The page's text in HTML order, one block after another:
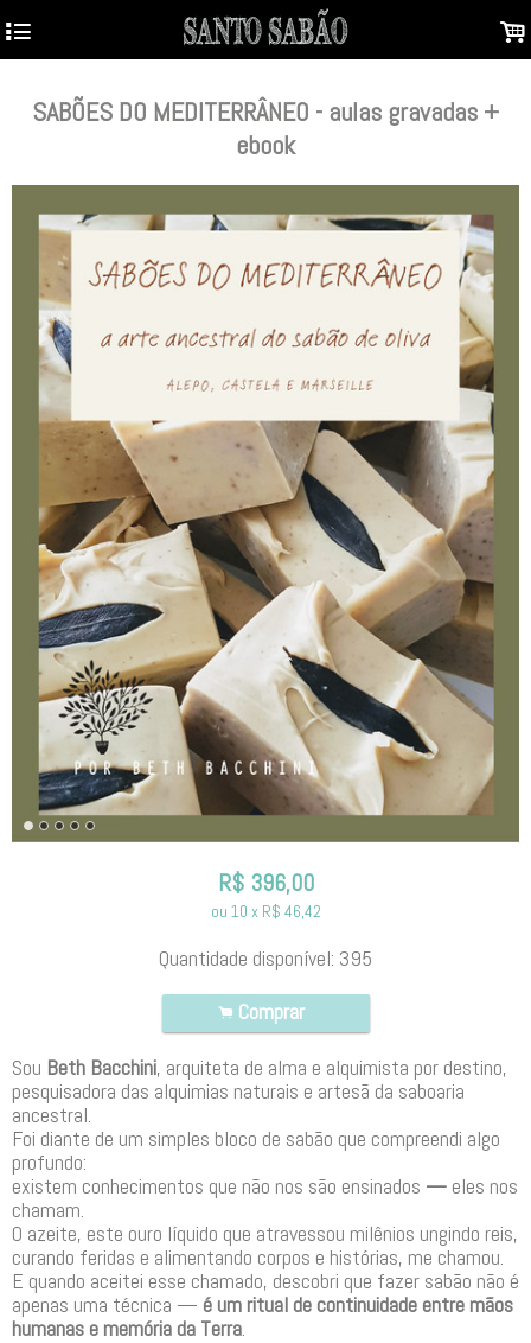
4 .
SABÕES DO MEDITERRÂNEO - aulas gravadas +
ebook
R$ 396,00
ou 10 x R$ 46,42
Quantidade disponível: 395
. Comprar
Sou Beth Bacchini, arquiteta de alma e alquimista por destino,
pesquisadora das alquimias naturais e artesã da saboaria
ancestral.
Foi diante de um simples bloco de sabão que compreendi algo
profundo:
existem conhecimentos que não nos são ensinados — eles nos
chamam.
O azeite, este ouro líquido que atravessou milênios ungindo reis,
curando feridas e alimentando corpos e histórias, me chamou.
E quando aceitei esse chamado, descobri que fazer sabão não é
apenas uma técnica — é um ritual de continuidade entre mãos
humanas e memória da Terra.